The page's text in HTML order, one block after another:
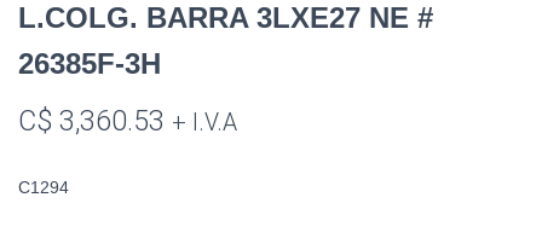
L.COLG. BARRA 3LXE27 NE #
26385F-3H
C$ 3,360.53 + I.V.A
C1294